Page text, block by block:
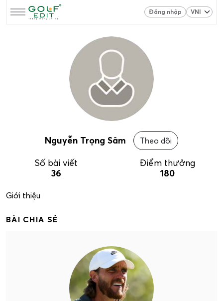
Đăng nhập
Nguyễn Trọng Sâm Theo dõi
Số bài viết
36
Điểm thưởng
180
Giới thiệu
BÀI CHIA SẺ